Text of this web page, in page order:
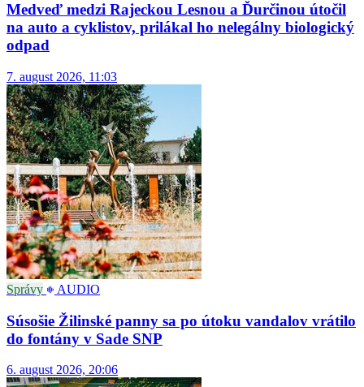
Medveď medzi Rajeckou Lesnou a Ďurčinou útočil
na auto a cyklistov, prilákal ho nelegálny biologický
odpad
7. august 2026, 11:03
Správy AUDIO
Súsošie Žilinské panny sa po útoku vandalov vrátilo
do fontány v Sade SNP
6. august 2026, 20:06